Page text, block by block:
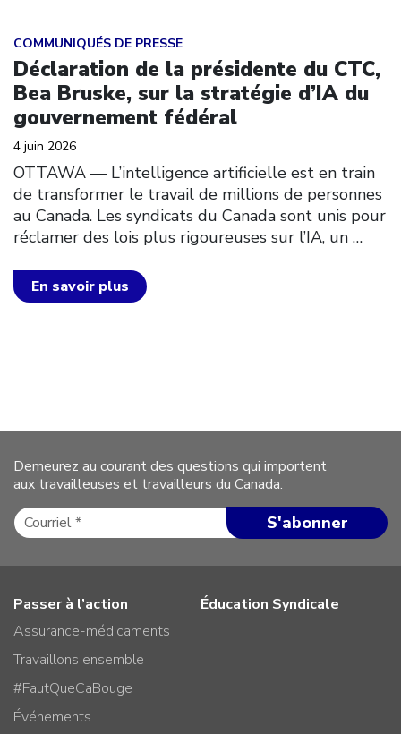
COMMUNIQUÉS DE PRESSE
Déclaration de la présidente du CTC,
Bea Bruske, sur la stratégie d’IA du
gouvernement fédéral
4 juin 2026
OTTAWA –– L’intelligence artificielle est en train
de transformer le travail de millions de personnes
au Canada. Les syndicats du Canada sont unis pour
réclamer des lois plus rigoureuses sur l’IA, un …
En savoir plus
Click to open the link
Demeurez au courant des questions qui importent
aux travailleuses et travailleurs du Canada.
Passer à l’action
Assurance-médicaments
Travaillons ensemble
#FautQueCaBouge
Événements
Éducation Syndicale